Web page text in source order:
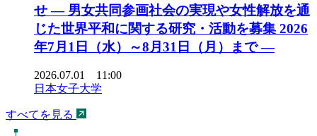
せ ― 男女共同参画社会の実現や女性解放を通
じた世界平和に関する研究・活動を募集 2026
年7月1日（水）～8月31日（月）まで ―
2026.07.01 11:00
日本女子大学
すべてを見る